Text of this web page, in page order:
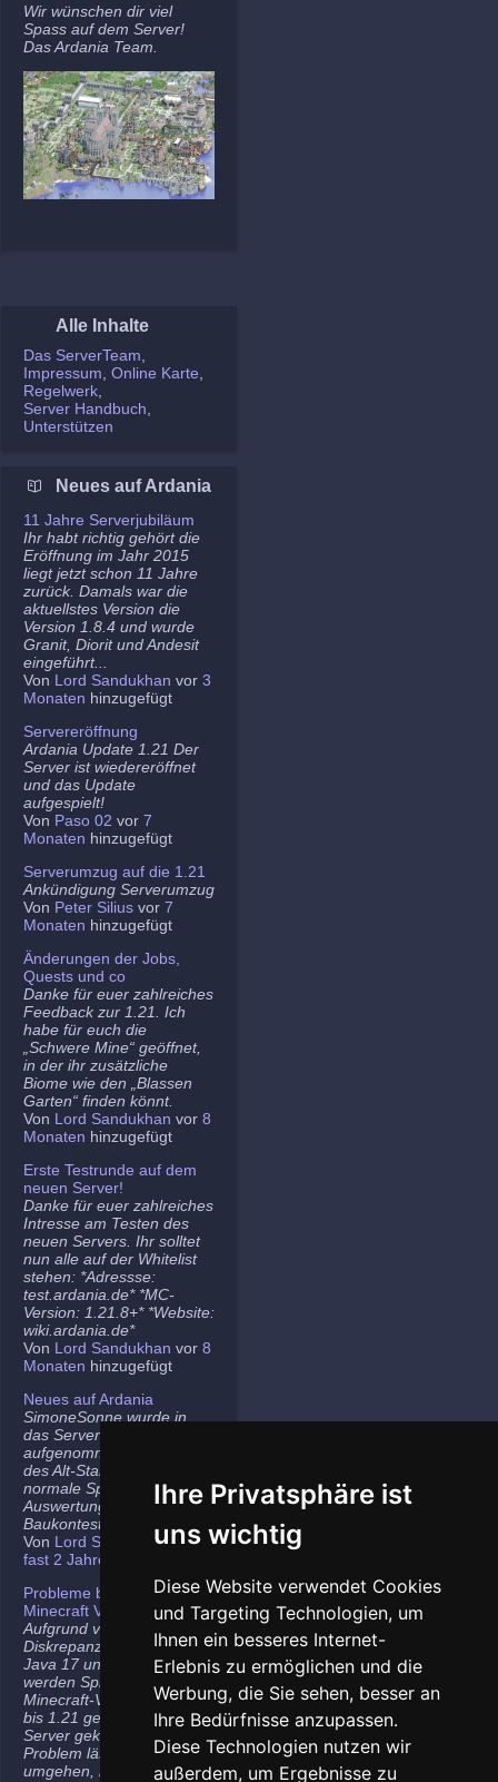
Ihre Privatsphäre ist
uns wichtig
Diese Website verwendet Cookies
und Targeting Technologien, um
Ihnen ein besseres Internet-
Erlebnis zu ermöglichen und die
Werbung, die Sie sehen, besser an
Ihre Bedürfnisse anzupassen.
Diese Technologien nutzen wir
außerdem, um Ergebnisse zu
Wir wünschen dir viel
Spass auf dem Server!
Das Ardania Team.
Alle Inhalte
Das ServerTeam
Impressum Online Karte
Regelwerk
Server Handbuch
Unterstützen
Neues auf Ardania
11 Jahre Serverjubiläum
Ihr habt richtig gehört die
Eröffnung im Jahr 2015
liegt jetzt schon 11 Jahre
zurück. Damals war die
aktuellstes Version die
Version 1.8.4 und wurde
Granit, Diorit und Andesit
eingeführt...
Von Lord Sandukhan vor 3
Monaten hinzugefügt
Servereröffnung
Ardania Update 1.21 Der
Server ist wiedereröffnet
und das Update
aufgespielt!
Von Paso 02 vor 7
Monaten hinzugefügt
Serverumzug auf die 1.21
Ankündigung Serverumzug
Von Peter Silius vor 7
Monaten hinzugefügt
Änderungen der Jobs,
Quests und co
Danke für euer zahlreiches
Feedback zur 1.21. Ich
habe für euch die
„Schwere Mine“ geöffnet,
in der ihr zusätzliche
Biome wie den „Blassen
Garten“ finden könnt.
Von Lord Sandukhan vor 8
Monaten hinzugefügt
Erste Testrunde auf dem
neuen Server!
Danke für euer zahlreiches
Intresse am Testen des
neuen Servers. Ihr solltet
nun alle auf der Whitelist
stehen: *Adressse:
test.ardania.de* *MC-
Version: 1.21.8+* *Website:
wiki.ardania.de*
Von Lord Sandukhan vor 8
Monaten hinzugefügt
Neues auf Ardania
SimoneSonne wurde in
das Server-Team
aufgenommen, Freigabe
des Alt-Stammi Ranges für
normale Spieler,
Auswertung des letzten
Baukontest.
Von Lord Sandukhanvor
fast 2 Jahren
Probleme bei neueren
Minecraft Versionen
Aufgrund von
Diskrepanzen zwischen
Java 17 und Java 21
werden Spieler auf den
Minecraft-Versionen 1.20.5
bis 1.21 gelegentlich vom
Server gekickt. Das
Problem lässt sich
umgehen, indem ihr die